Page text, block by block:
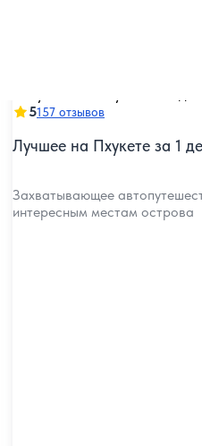
5157 отзывов
Лучшее на Пхукете за 1
Захватывающее
интересным местам острова